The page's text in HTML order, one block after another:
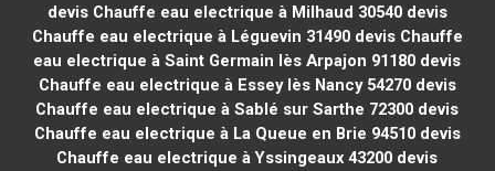
devis Chauffe eau electrique à Milhaud 30540devis
Chauffe eau electrique à Léguevin 31490devis Chauffe
eau electrique à Saint Germain lès Arpajon 91180 devis
Chauffe eau electrique à Essey lès Nancy 54270devis
Chauffe eau electrique à Sablé sur Sarthe 72300 devis
Chauffe eau electrique à La Queue en Brie 94510devis
Chauffe eau electrique à Yssingeaux 43200 devis